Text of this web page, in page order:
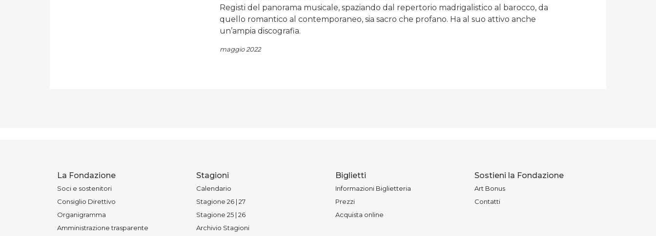
Registi del panorama musicale, spaziando dal repertorio madrigalistico al barocco, da
quello romantico al contemporaneo, sia sacro che profano. Ha al suo attivo anche
un’ampia discografia.
maggio 2022
La Fondazione
Soci e sostenitori
Consiglio Direttivo
Organigramma
Amministrazione trasparente
Stagioni
Calendario
Stagione 26 | 27
Stagione 25 | 26
Archivio Stagioni
Biglietti
Informazioni Biglietteria
Prezzi
Acquista online
Sostieni la Fondazione
Art Bonus
Contatti